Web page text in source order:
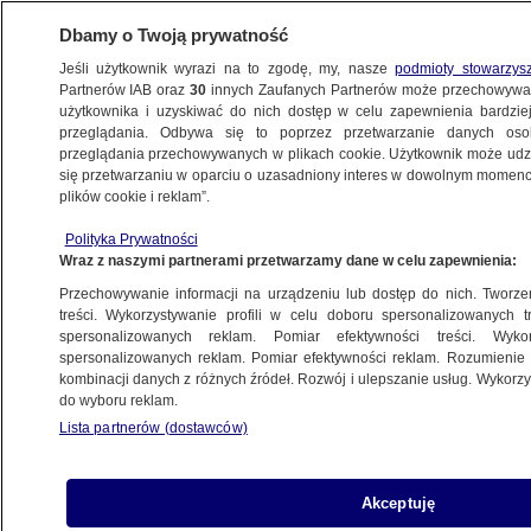
POLSKA
Jest pisemne uzasadnienie Sądu
Najwyższego
13.02.2024, 17:52
Udostępnij
Dbamy o Twoją prywatność
Jeśli użytkownik wyrazi na to zgodę, my, naszepodmioty
Partnerów IAB oraz30 innych Zaufanych Partnerów może
użytkownika i uzyskiwać do nich dostęp w celu zapewnienia
przeglądania. Odbywa się to poprzez przetwarzanie danych
przeglądania przechowywanych w plikach cookie. Użytkownik może
się przetwarzaniu w oparciu o uzasadniony interes w dowolnym
plików cookie i reklam”.
Polityka Prywatności
Wraz z naszymi partnerami przetwarzamy dane w celu zapewnienia:
Przechowywanie informacji na urządzeniu lub dostęp do nich.
treści. Wykorzystywanie profili w celu doboru spersonalizowanych
spersonalizowanych reklam. Pomiar efektywności treści.
spersonalizowanych reklam. Pomiar efektywności reklam.
kombinacji danych z różnych źródeł. Rozwój i ulepszanie usług.
do wyboru reklam.
Lista partnerów (dostawców)
Akceptuję